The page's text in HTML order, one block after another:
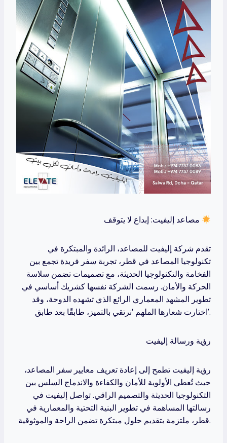
تقدم شركة إليفيت للمصاعد، الرائدة والمبتكرة في
تكنولوجيا المصاعد في قطر، تجربة سفر فريدة تجمع بين
الفخامة والتكنولوجيا الحديثة، مع تصميمات تضمن سلاسة
الحركة والأمان. رسمت الشركة نفسها كشريك أساسي في
تطوير المشهد المعماري الرائع الذي تشهده الدوحة، وقد
اختارت شعارها الملهم ‘نرتقي بالتميز، طابقًا بعد طابق’.
رؤية ورسالة إليفيت
رؤية إليفيت تطمح إلى إعادة تعريف معايير سفر المصاعد،
حيث تُعطي الأولوية للأمان والكفاءة والاندماج السلس بين
التكنولوجيا الحديثة والتصميم الراقي. تواصل إليفيت في
رسالتها المساهمة في تطوير البنية التحتية والمعمارية في
قطر، ملتزمة بتقديم حلول مبتكرة تضمن الراحة والموثوقية.